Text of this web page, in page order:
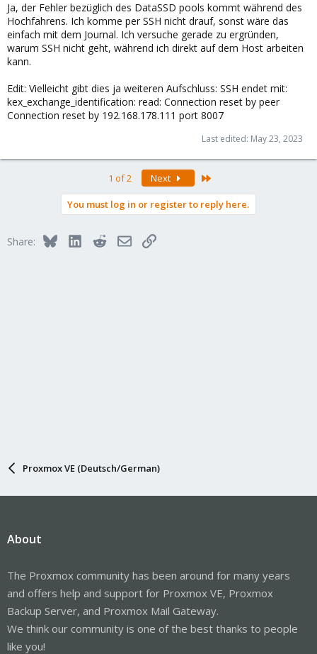
Ja, der Fehler bezüglich des DataSSD pools kommt während des
Hochfahrens. Ich komme per SSH nicht drauf, sonst wäre das
einfach mit dem Journal. Ich versuche gerade zu ergründen,
warum SSH nicht geht, während ich direkt auf dem Host arbeiten
kann.
Edit: Vielleicht gibt dies ja weiteren Aufschluss: SSH endet mit:
kex_exchange_identification: read: Connection reset by peer
Connection reset by 192.168.178.111 port 8007
Last edited: May 23, 2023
1 of 2 Next
You must log in or register to reply here.
Share: BlueskyLinkedInRedditEmailLink
Proxmox VE (Deutsch/German)
About
The Proxmox community has been around for many years
and offers help and support for Proxmox VE, Proxmox
Backup Server, and Proxmox Mail Gateway.
We think our community is one of the best thanks to people
like you!